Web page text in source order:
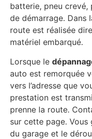
batterie, pneu
de démarrage. Dans
route est réalisée
matériel embarqué.
Lorsque le
auto est remorquée
vers l’adresse que
prestation est
prenne la route.
sur cette page.
du garage et le